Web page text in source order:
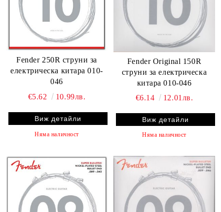
Fender 250R струни за
електрическа китара 010-
046
€5.62
10.99лв.
Виж детайли
Няма наличност
Fender Original 150R
струни за електрическа
китара 010-046
€6.14
12.01лв.
Виж детайли
Няма наличност